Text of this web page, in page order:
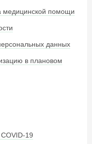
медицинской помощи
данных
в плановом
19